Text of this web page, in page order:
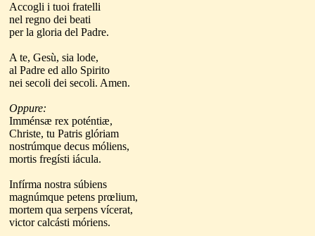
Accogli i tuoi fratelli
nel regno dei beati
per la gloria del Padre.
A te, Gesù, sia lode,
al Padre ed allo Spirito
nei secoli dei secoli. Amen.
Oppure:
Imménsæ rex poténtiæ,
Christe, tu Patris glóriam
nostrúmque decus móliens,
mortis fregísti iácula.
Infírma nostra súbiens
magnúmque petens prœlium,
mortem qua serpens vícerat,
victor calcásti móriens.